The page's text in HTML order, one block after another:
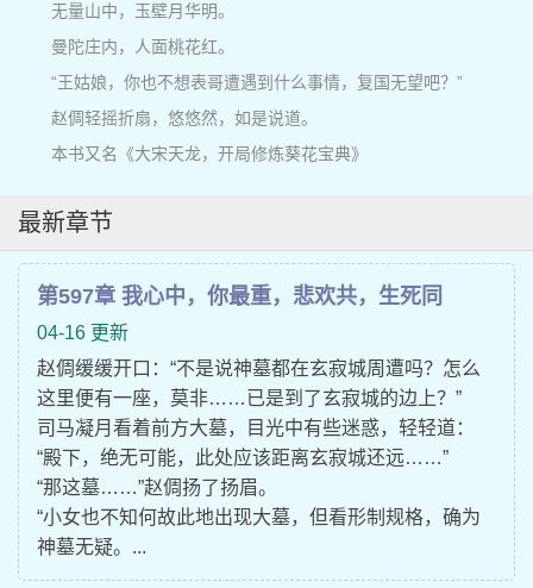
无量山中，玉壁月华明。
曼陀庄内，人面桃花红。
“王姑娘，你也不想表哥遭遇到什么事情，复国无望吧？”
赵倜轻摇折扇，悠悠然，如是说道。
本书又名《大宋天龙，开局修炼葵花宝典》
最新章节
第597章 我心中，你最重，悲欢共，生死同
04-16 更新
赵倜缓缓开口：“不是说神墓都在玄寂城周遭吗？怎么
这里便有一座，莫非……已是到了玄寂城的边上？”
司马凝月看着前方大墓，目光中有些迷惑，轻轻道：
“殿下，绝无可能，此处应该距离玄寂城还远……”
“那这墓……”赵倜扬了扬眉。
“小女也不知何故此地出现大墓，但看形制规格，确为
神墓无疑。...